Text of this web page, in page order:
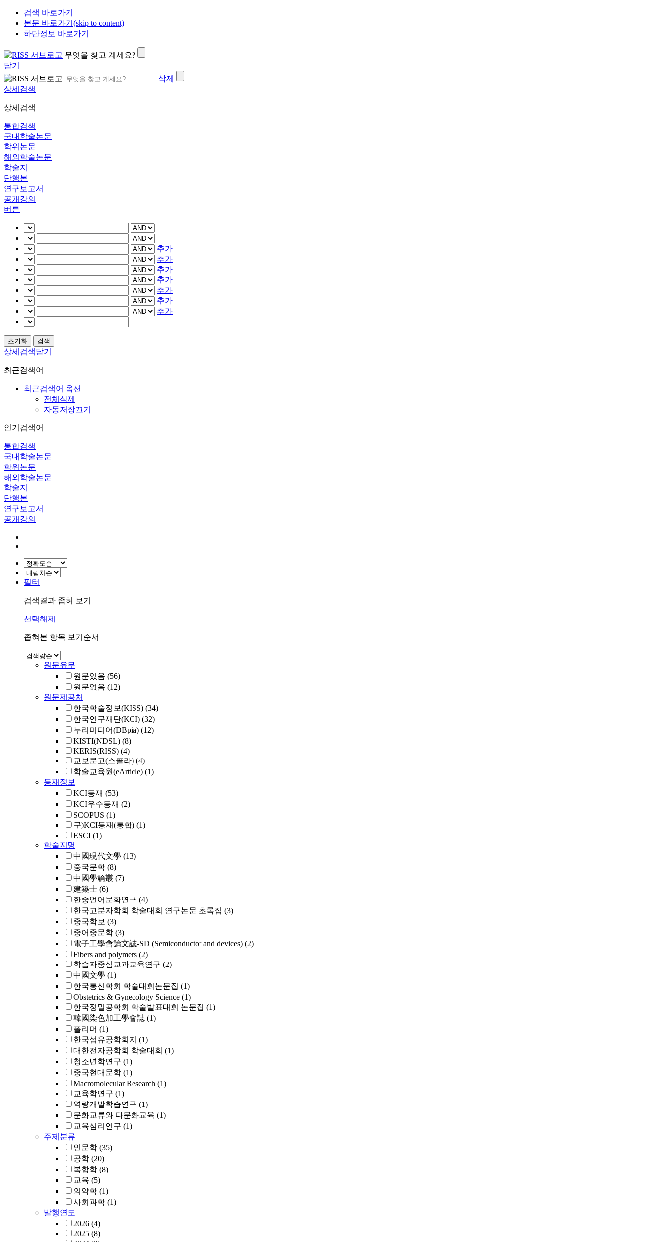
검색 바로가기
본문 바로가기(skip to content)
하단정보 바로가기
무엇을 찾고 계세요?
닫기
삭제
상세검색
상세검색
통합검색
국내학술논문
학위논문
해외학술논문
학술지
단행본
연구보고서
공개강의
버튼
추가
추가
추가
추가
추가
추가
추가
상세검색닫기
최근검색어
최근검색어 옵션
전체삭제
자동저장끄기
인기검색어
통합검색
국내학술논문
학위논문
해외학술논문
학술지
단행본
연구보고서
공개강의
필터
검색결과 좁혀 보기
선택해제
좁혀본 항목 보기순서
원문유무
원문있음 (56)
원문없음 (12)
원문제공처
한국학술정보(KISS) (34)
한국연구재단(KCI) (32)
누리미디어(DBpia) (12)
KISTI(NDSL) (8)
KERIS(RISS) (4)
교보문고(스콜라) (4)
학술교육원(eArticle) (1)
등재정보
KCI등재 (53)
KCI우수등재 (2)
SCOPUS (1)
구)KCI등재(통합) (1)
ESCI (1)
학술지명
中國現代文學 (13)
중국문학 (8)
中國學論叢 (7)
建築士 (6)
한중언어문화연구 (4)
한국고분자학회 학술대회 연구논문 초록집 (3)
중국학보 (3)
중어중문학 (3)
電子工學會論文誌-SD (Semiconductor and devices) (2)
Fibers and polymers (2)
학습자중심교과교육연구 (2)
中國文學 (1)
한국통신학회 학술대회논문집 (1)
Obstetrics & Gynecology Science (1)
한국정밀공학회 학술발표대회 논문집 (1)
韓國染色加工學會誌 (1)
폴리머 (1)
한국섬유공학회지 (1)
대한전자공학회 학술대회 (1)
청소년학연구 (1)
중국현대문학 (1)
Macromolecular Research (1)
교육학연구 (1)
역량개발학습연구 (1)
문화교류와 다문화교육 (1)
교육심리연구 (1)
주제분류
인문학 (35)
공학 (20)
복합학 (8)
교육 (5)
의약학 (1)
사회과학 (1)
발행연도
2026 (4)
2025 (8)